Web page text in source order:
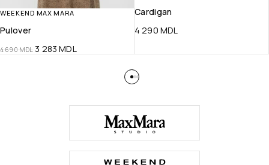
WEEKEND MAX MARA
Pulover
4 690MDL 3 283MDL
Cardigan
4 290 MDL